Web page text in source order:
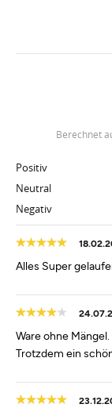
berechnet
Positiv
Neutral
Negativ
Alles Super
Ware ohne
Trotzdem ein